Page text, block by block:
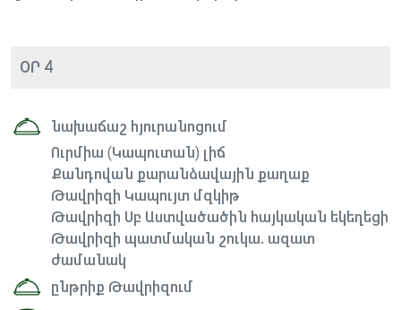
ՕՐ 4
նախաճաշ հյուրանոցում
Ուրմիա (Կապուտան) լիճ
Քանդովան քարանձավային քաղաք
Թավրիզի Կապույտ մզկիթ
Թավրիզի Սբ Աստվածածին հայկական եկեղեցի
Թավրիզի պատմական շուկա. ազատ
ժամանակ
ընթրիք Թավրիզում